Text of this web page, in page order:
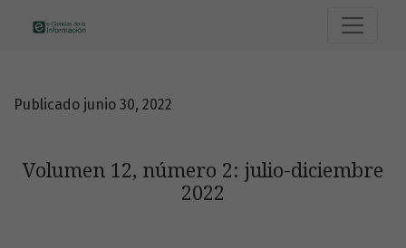
Publicado junio 30, 2022
Volumen 12, número 2: julio-diciembre
2022